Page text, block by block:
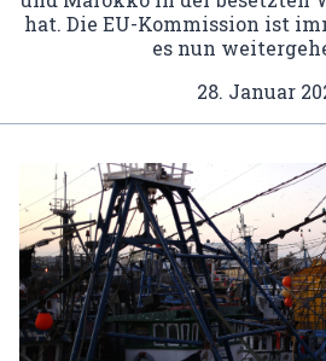
hat. Die EU-Kommission ist
es nun
28. Januar